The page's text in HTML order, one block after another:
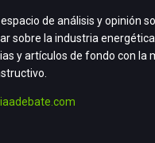
de análisis y opinión
sobre la industria
y artículos de fondo con la